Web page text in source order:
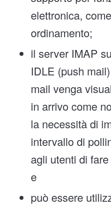
elettronica,
ordinamento;
il server IMAP
IDLE (push
mail venga
in arrivo come
la necessità di
intervallo di
agli utenti di
e
può essere